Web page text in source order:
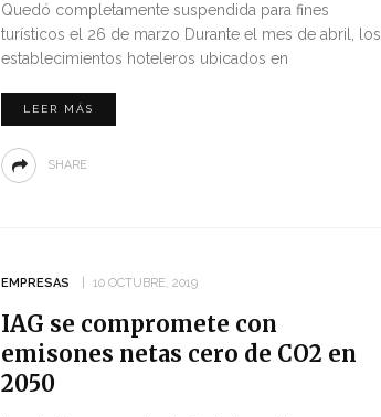
Quedó completamente suspendida para fines
turísticos el 26 de marzo Durante el mes de abril, los
establecimientos hoteleros ubicados en
LEER MÁS
SHARE
EMPRESAS 10 OCTUBRE, 2019
IAG se compromete con
emisones netas cero de CO2 en
2050